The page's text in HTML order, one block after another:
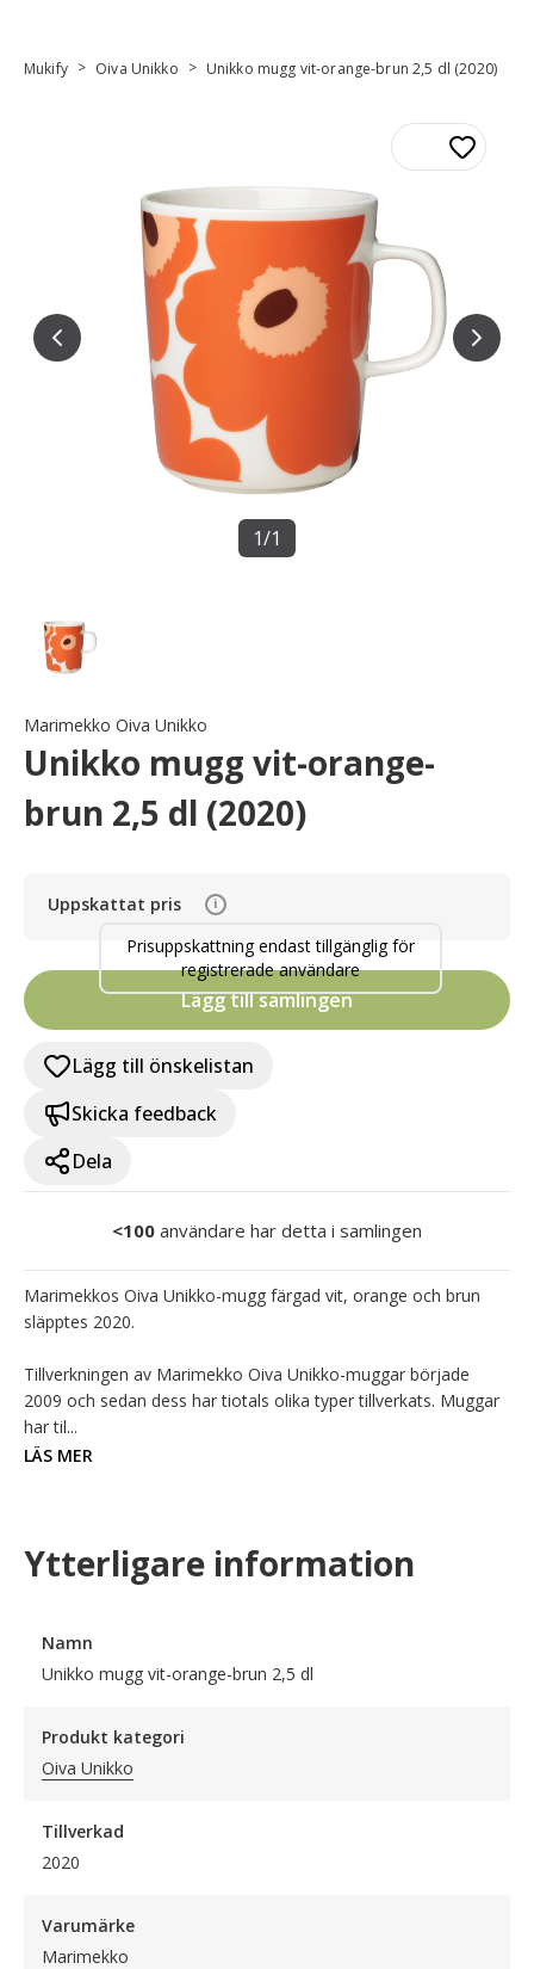
Mukify > Oiva Unikko > Unikko mugg vit-orange-brun 2,5 dl (2020)
1/1
Marimekko Oiva Unikko
Unikko mugg vit-orange-
brun 2,5 dl (2020)
Uppskattat pris i
Prisuppskattning endast tillgänglig för
registrerade användare
Lägg till samlingen
Lägg till önskelistan
Skicka feedback
Dela
<100 användare har detta i samlingen
Marimekkos Oiva Unikko-mugg färgad vit, orange och brun
släpptes 2020.
Tillverkningen av Marimekko Oiva Unikko-muggar började
2009 och sedan dess har tiotals olika typer tillverkats. Muggar
har til...
LÄS MER
Ytterligare information
Namn
Unikko mugg vit-orange-brun 2,5 dl
Produkt kategori
Oiva Unikko
Tillverkad
2020
Varumärke
Marimekko